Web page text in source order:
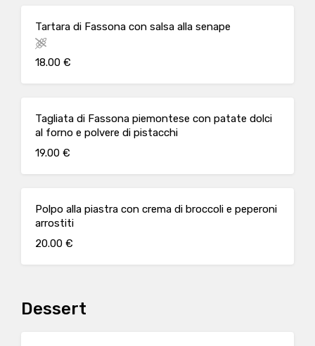
Tartara di Fassona con salsa alla senape
18.00 €
Tagliata di Fassona piemontese con patate dolci
al forno e polvere di pistacchi
19.00 €
Polpo alla piastra con crema di broccoli e peperoni
arrostiti
20.00 €
Dessert